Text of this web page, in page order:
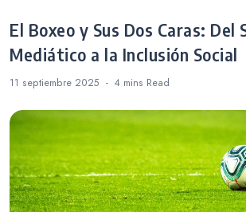
El Boxeo y Sus Dos Caras: Del
Mediático a la Inclusión Social
11 septiembre 2025 4 mins Read